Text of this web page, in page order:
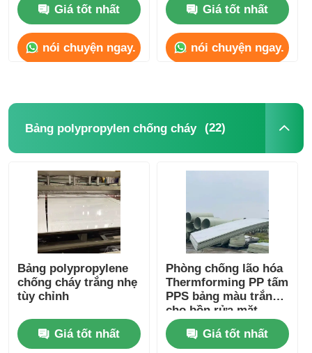
Giá tốt nhất
nói chuyện ngay.
Giá tốt nhất
nói chuyện ngay.
Bảng polypropylen chống cháy (22)
Bảng polypropylene
chống cháy trắng nhẹ
tùy chỉnh
Giá tốt nhất
Phòng chống lão hóa
Thermforming PP tấm
PPS bảng màu trắng
cho bồn rửa mặt
Giá tốt nhất